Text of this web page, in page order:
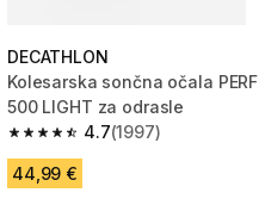
DECATHLON
Kolesarska sončna očala PERF
500 LIGHT za odrasle
4.7
4.7 od 5 zvezdic from 1997
(1997)
44,99 €